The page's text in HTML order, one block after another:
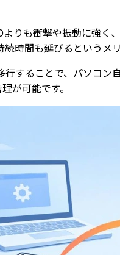
りも衝撃や振動に強く
時間も延びるというメ
することで、パソコ
が可能です。